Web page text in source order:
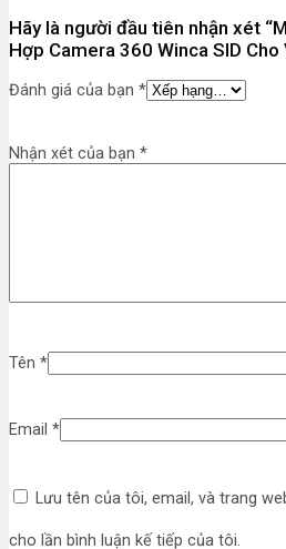
Hãy là người đầu tiên nhận xét
Hợp Camera 360 Winca SID Cho
Đánh giá của bạn *
Nhận xét của bạn *
Tên *
Email *
Lưu tên của tôi, email, và trang
cho lần bình luận kế tiếp của tôi.